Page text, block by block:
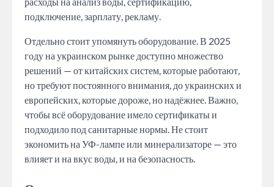
подключение, зарплату, рекламу.
Отдельно стоит упомянуть оборудование. В 2025
году на украинском рынке доступно множество
решений — от китайских систем, которые работают,
но требуют постоянного внимания, до украинских и
европейских, которые дороже, но надёжнее. Важно,
чтобы всё оборудование имело сертификаты и
подходило под санитарные нормы. Не стоит
экономить на УФ-лампе или минерализаторе — это
влияет и на вкус воды, и на безопасность.